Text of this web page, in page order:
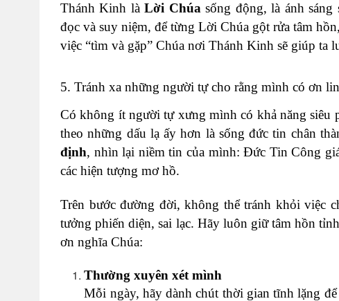
Thánh Kinh làLời Chúasống động, là ánh sáng
đọc và suy niệm, để từng Lời Chúa gột rửa tâm
việc “tìm và gặp” Chúa nơi Thánh Kinh sẽ giúp ta
5. Tránh xa những người tự cho rằng mình có ơn
Có không ít người tự xưng mình có khả năng siêu
theo những dấu lạ ấy hơn là sống đức tin chân
định, nhìn lại niềm tin của mình: Đức Tin Công
các hiện tượng mơ hồ.
Trên bước đường đời, không thể tránh khỏi việc
tưởng phiến diện, sai lạc. Hãy luôn giữ tâm hồn
ơn nghĩa Chúa:
Thường xuyên xét mình
Mỗi ngày, hãy dành chút thời gian tĩnh lặng